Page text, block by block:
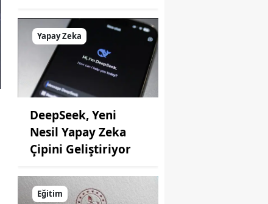
Yapay Zeka
DeepSeek, Yeni
Nesil Yapay Zeka
Çipini Geliştiriyor
Eğitim